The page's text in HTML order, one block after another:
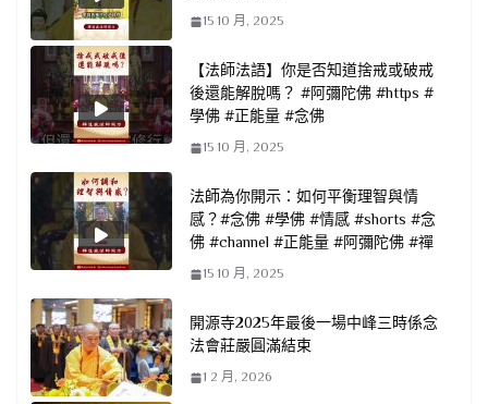
15 10 月, 2025
【法師法語】你是否知道捨戒或破戒
後還能解脫嗎？ #阿彌陀佛 #https #
學佛 #正能量 #念佛
15 10 月, 2025
法師為你開示：如何平衡理智與情
感？#念佛 #學佛 #情感 #shorts #念
佛 #channel #正能量 #阿彌陀佛 #禪
15 10 月, 2025
開源寺2025年最後一場中峰三時係念
法會莊嚴圓滿結束
1 2 月, 2026